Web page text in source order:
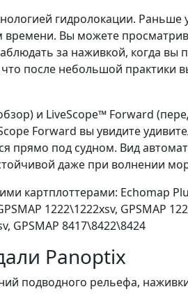
гидролокации.
времени. Вы можете
за наживкой, когда вы
после небольшой
и LiveScope™ Forward
Forward вы увидите
прямо под судном. Вид
даже при волнении
картплоттерами: Echomap
1222\1222xsv, GPSMAP
GPSMAP 8417\8422\8424
Panoptix
подводного рельефа,